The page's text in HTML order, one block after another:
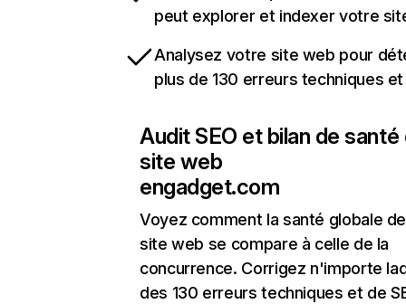
peut explorer et indexer votre
Analysez votre site web pour
plus de 130 erreurs techniques et
Audit SEO et bilan de santé
site web
engadget.com
Voyez comment la santé globale
site web se compare à celle de la
concurrence. Corrigez n'importe
des 130 erreurs techniques et de